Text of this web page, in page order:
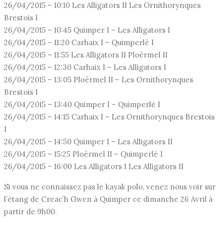
26/04/2015 – 10:10 Les Alligators II Les Ornithorynques
Brestois I
26/04/2015 – 10:45 Quimper I – Les Alligators I
26/04/2015 – 11:20 Carhaix I – Quimperlé I
26/04/2015 – 11:55 Les Alligators II Ploërmel II
26/04/2015 – 12:30 Carhaix I – Les Alligators I
26/04/2015 – 13:05 Ploërmel II – Les Ornithorynques
Brestois I
26/04/2015 – 13:40 Quimper I – Quimperlé I
26/04/2015 – 14:15 Carhaix I – Les Ornithorynques Brestois
I
26/04/2015 – 14:50 Quimper I – Les Alligators II
26/04/2015 – 15:25 Ploërmel II – Quimperlé I
26/04/2015 – 16:00 Les Alligators I Les Alligators II
Si vous ne connaissez pas le kayak polo, venez nous voir sur
l’étang de Creac’h Gwen à Quimper ce dimanche 26 Avril à
partir de 9h00.